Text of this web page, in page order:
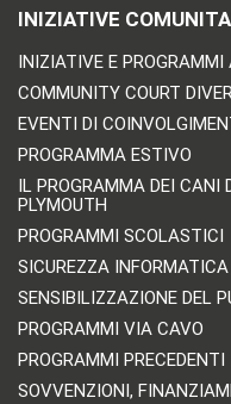
INIZIATIVE
INIZIATIVE E
COMMUNITY COURT
EVENTI DI
PROGRAMMA ESTIVO
IL PROGRAMMA DEI CANI
PLYMOUTH
PROGRAMMI SCOLASTICI
SICUREZZA INFORMATICA
SENSIBILIZZAZIONE DEL
PROGRAMMI VIA CAVO
PROGRAMMI PRECEDENTI
SOVVENZIONI,